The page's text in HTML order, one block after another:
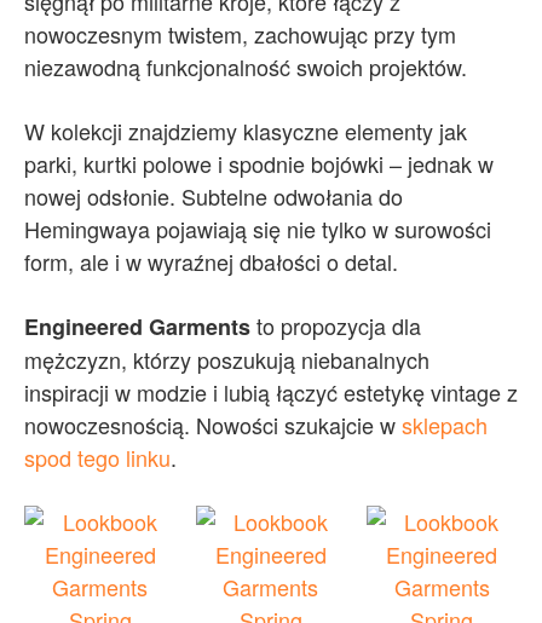
nowoczesnym twistem, zachowując przy tym
niezawodną funkcjonalność swoich projektów.
W kolekcji znajdziemy klasyczne elementy jak
parki, kurtki polowe i spodnie bojówki – jednak w
nowej odsłonie. Subtelne odwołania do
Hemingwaya pojawiają się nie tylko w surowości
form, ale i w wyraźnej dbałości o detal.
Engineered Garmentsto propozycja dla
mężczyzn, którzy poszukują niebanalnych
inspiracji w modzie i lubią łączyć estetykę vintage z
nowoczesnością. Nowości szukajcie wsklepach
spod tego linku.